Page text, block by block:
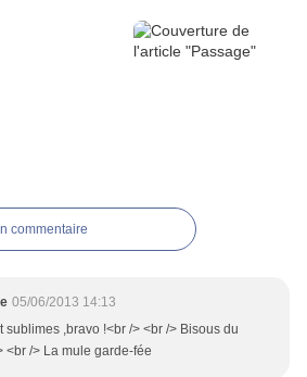
commentaire
05/06/2013 14:13
sublimes ,bravo !<br /> <br /> Bisous du
<br /> La mule garde-fée